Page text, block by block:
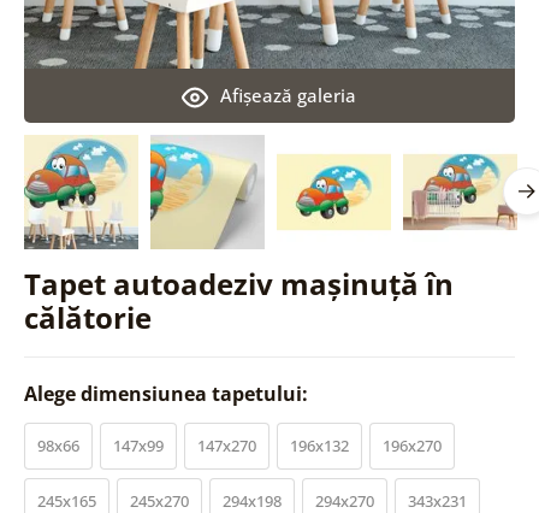
Tapet autoadeziv mașinuță în
călătorie
Afişează galeria
Alege dimensiunea tapetului:
98x66 147x99 147x270 196x132 196x270
245x165 245x270 294x198 294x270 343x231